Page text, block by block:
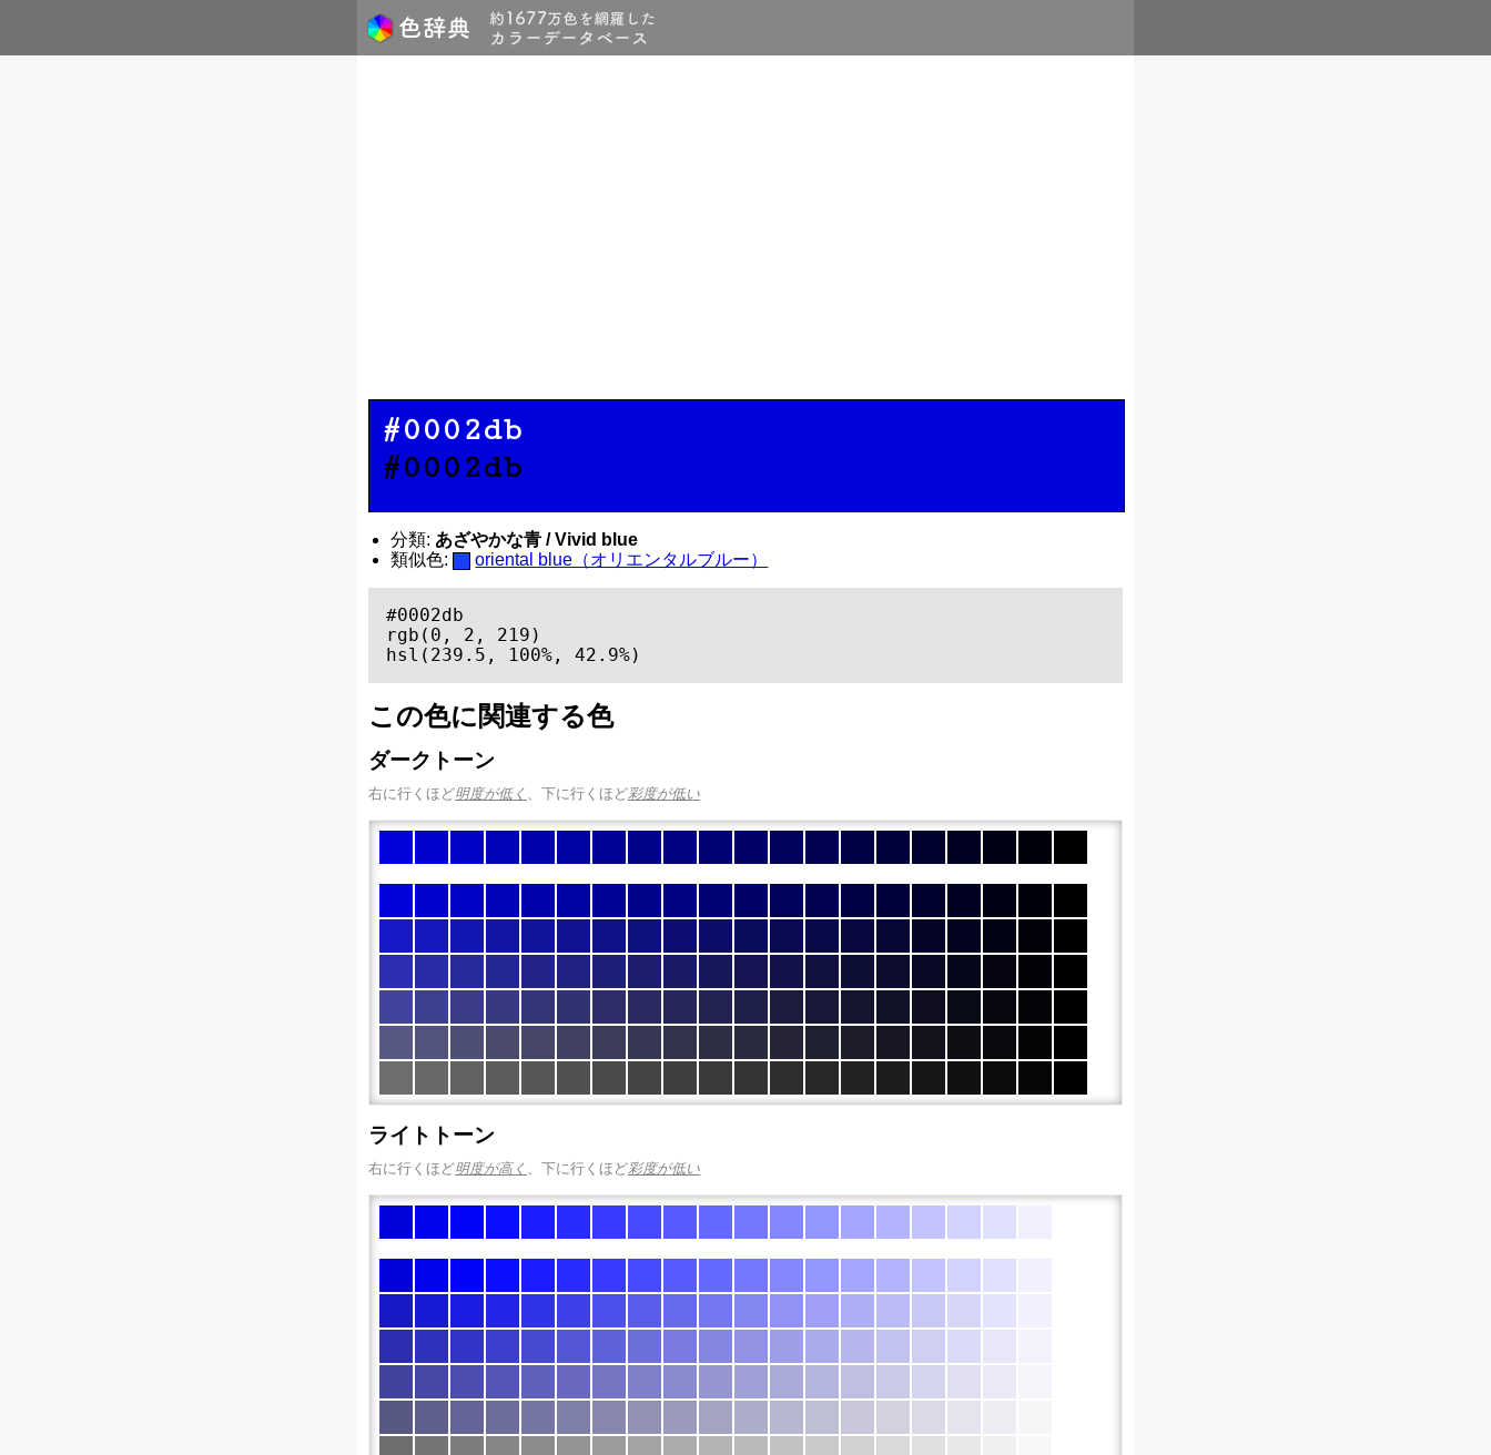
#0002db
#0002db
分類: あざやかな青 / Vivid blue
類似色:
oriental blue（オリエンタルブルー）
#0002db
rgb(0, 2, 219)
hsl(239.5, 100%, 42.9%)
この色に関連する色
ダークトーン
右に行くほど明度が低く 、下に行くほど彩度が低い
ライトトーン
右に行くほど明度が高く 、下に行くほど彩度が低い